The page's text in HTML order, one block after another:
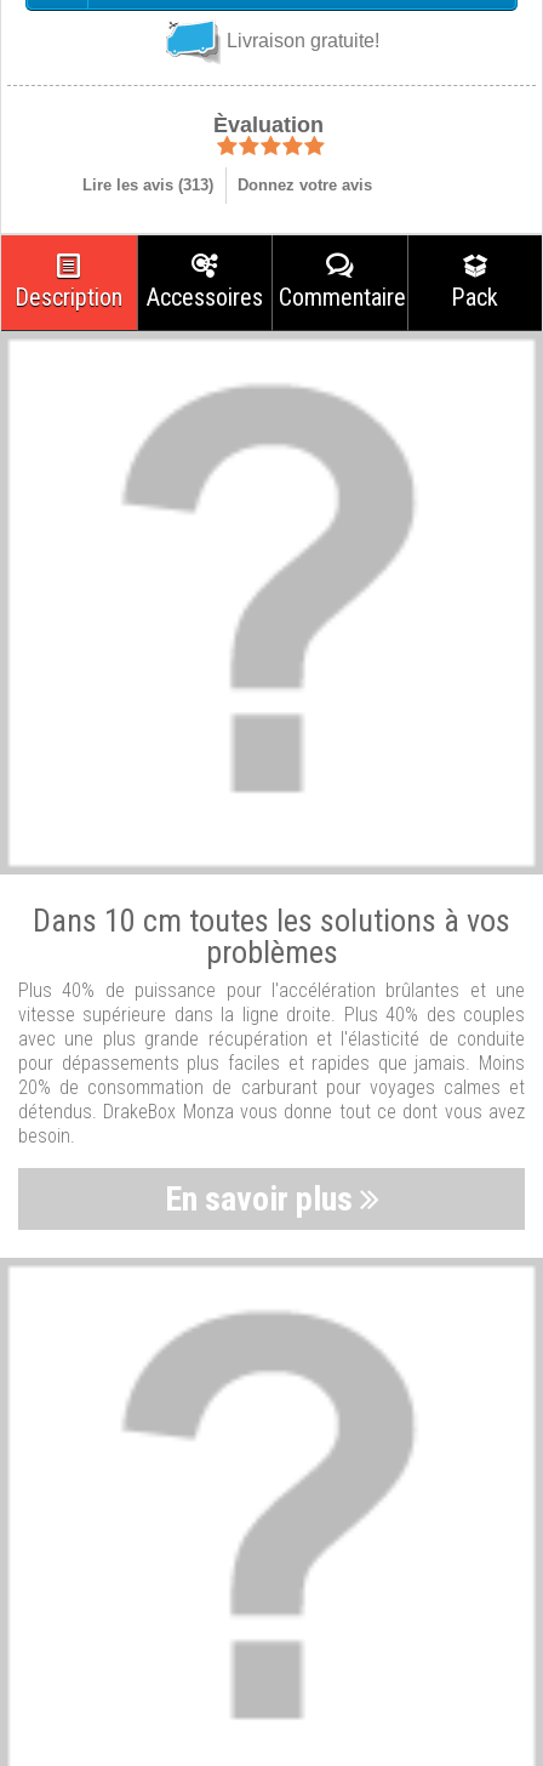
Livraison gratuite!
Èvaluation
Lire les avis (313) Donnez votre avis
Description Accessoires Commentaires Pack
Dans 10 cm toutes les solutions à vos
problèmes
Plus 40% de puissance pour l'accélération brûlantes et une
vitesse supérieure dans la ligne droite. Plus 40% des couples
avec une plus grande récupération et l'élasticité de conduite
pour dépassements plus faciles et rapides que jamais. Moins
20% de consommation de carburant pour voyages calmes et
détendus. DrakeBox Monza vous donne tout ce dont vous avez
besoin.
En savoir plus